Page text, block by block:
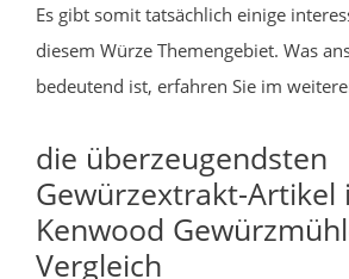
Es gibt somit tatsächlich einige
diesem Würze Themengebiet. Was
bedeutend ist, erfahren Sie im
die überzeugendsten
Gewürzextrakt-Artikel
Kenwood
Vergleich